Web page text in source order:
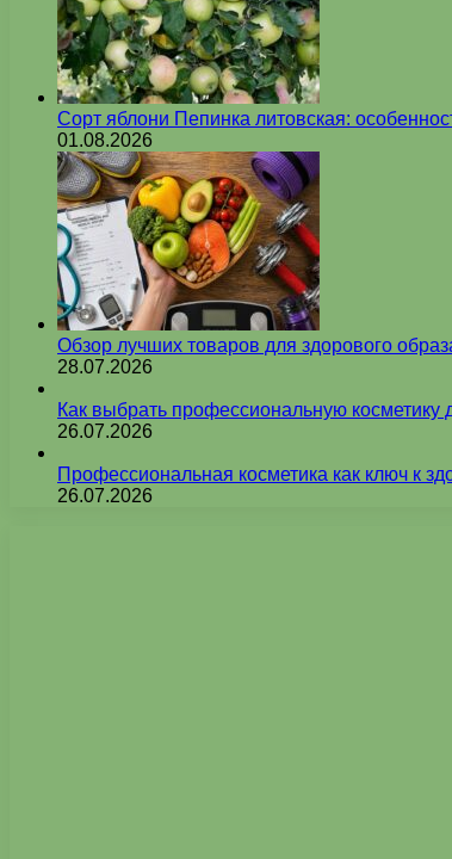
Сорт яблони Пепинка литовская:
01.08.2026
Обзор лучших товаров для здорового
28.07.2026
Как выбрать профессиональную косметику
26.07.2026
Профессиональная косметика как ключ к
26.07.2026